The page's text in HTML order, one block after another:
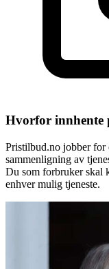
Hvorfor innhente
Pristilbud.no jobber for
sammenligning av
Du som forbruker skal
enhver mulig tjeneste.